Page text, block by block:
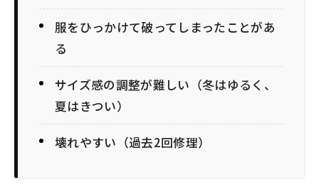
服をひっかけて破ってしまったことがあ
る
サイズ感の調整が難しい（冬はゆるく、
夏はきつい）
壊れやすい（過去2回修理）